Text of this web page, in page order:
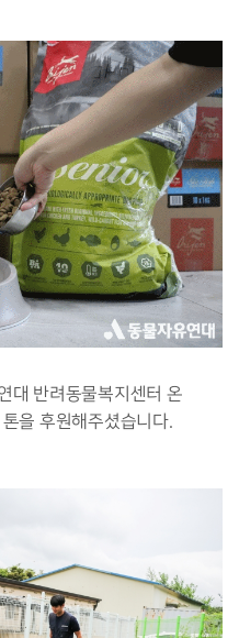
대 반려동물복지센터 온
을 후원해주셨습니다.